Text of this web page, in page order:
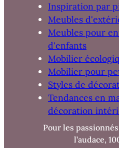
Inspiration par
Meubles
Meubles pour
d'enfants
Mobilier
Mobilier pour
Styles de
Tendances en
décoration
Pour les
l’audace,